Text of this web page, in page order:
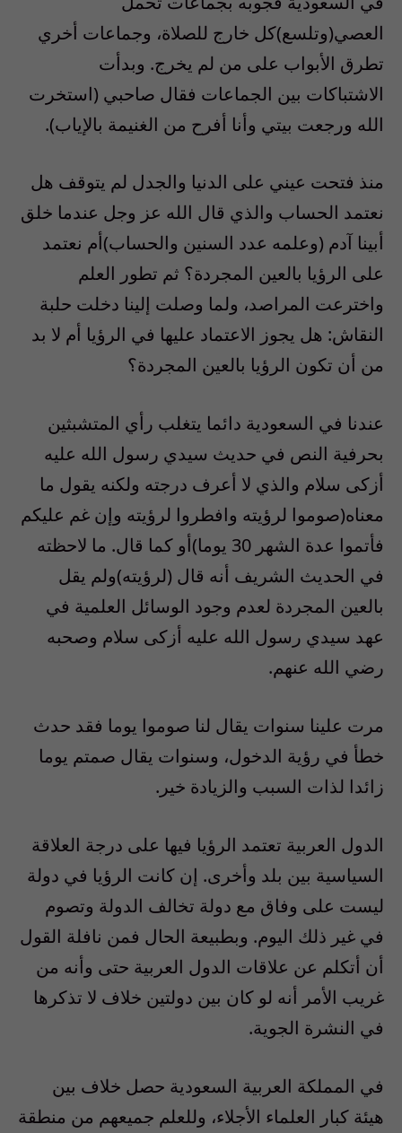
العصي(وتلسع)كل خارج للصلاة، وجماعات أخري
تطرق الأبواب على من لم يخرج. وبدأت
الاشتباكات بين الجماعات فقال صاحبي (استخرت
الله ورجعت بيتي وأنا أفرح من الغنيمة بالإياب).
منذ فتحت عيني على الدنيا والجدل لم يتوقف هل
نعتمد الحساب والذي قال الله عز وجل عندما خلق
أبينا آدم (وعلمه عدد السنين والحساب)أم نعتمد
على الرؤيا بالعين المجردة؟ ثم تطور العلم
واخترعت المراصد، ولما وصلت إلينا دخلت حلبة
النقاش: هل يجوز الاعتماد عليها في الرؤيا أم لا بد
من أن تكون الرؤيا بالعين المجردة؟
عندنا في السعودية دائما يتغلب رأي المتشبثين
بحرفية النص في حديث سيدي رسول الله عليه
أزكى سلام والذي لا أعرف درجته ولكنه يقول ما
معناه(صوموا لرؤيته وافطروا لرؤيته وإن غم عليكم
فأتموا عدة الشهر 30 يوما)أو كما قال. ما لاحظته
في الحديث الشريف أنه قال (لرؤيته)ولم يقل
بالعين المجردة لعدم وجود الوسائل العلمية في
عهد سيدي رسول الله عليه أزكى سلام وصحبه
رضي الله عنهم.
مرت علينا سنوات يقال لنا صوموا يوما فقد حدث
خطأ في رؤية الدخول، وسنوات يقال صمتم يوما
زائدا لذات السبب والزيادة خير.
الدول العربية تعتمد الرؤيا فيها على درجة العلاقة
السياسية بين بلد وأخرى. إن كانت الرؤيا في دولة
ليست على وفاق مع دولة تخالف الدولة وتصوم
في غير ذلك اليوم. وبطبيعة الحال فمن نافلة القول
أن أتكلم عن علاقات الدول العربية حتى وأنه من
غريب الأمر أنه لو كان بين دولتين خلاف لا تذكرها
في النشرة الجوية.
في المملكة العربية السعودية حصل خلاف بين
هيئة كبار العلماء الأجلاء، وللعلم جميعهم من منطقة